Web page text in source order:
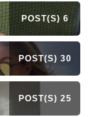
6 POST(S)
30 POST(S)
25 POST(S)